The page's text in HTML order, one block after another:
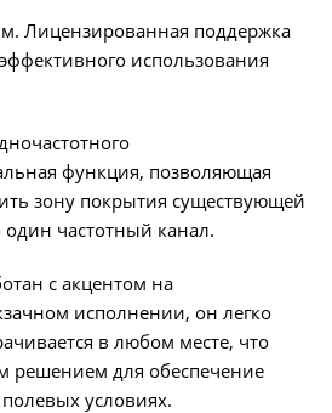
Лицензированная поддержка
использования
функция, позволяющая
зону покрытия существующей
один частотный канал.
с акцентом на
исполнении, он легко
в любом месте, что
решением для обеспечение
условиях.